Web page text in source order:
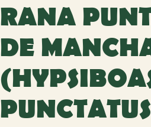
RANA
DE